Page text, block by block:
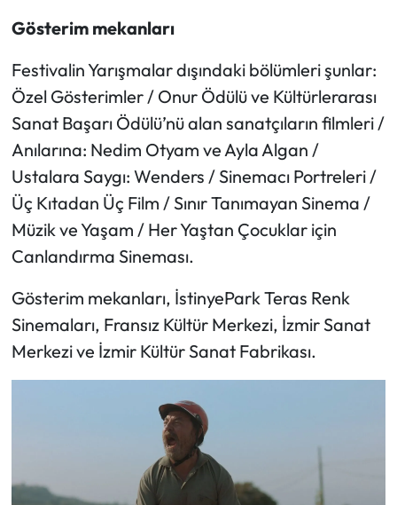
Gösterim mekanları
Festivalin Yarışmalar dışındaki bölümleri şunlar:
Özel Gösterimler / Onur Ödülü ve Kültürlerarası
Sanat Başarı Ödülü’nü alan sanatçıların filmleri /
Anılarına: Nedim Otyam ve Ayla Algan /
Ustalara Saygı: Wenders / Sinemacı Portreleri /
Üç Kıtadan Üç Film / Sınır Tanımayan Sinema /
Müzik ve Yaşam / Her Yaştan Çocuklar için
Canlandırma Sineması.
Gösterim mekanları, İstinyePark Teras Renk
Sinemaları, Fransız Kültür Merkezi, İzmir Sanat
Merkezi ve İzmir Kültür Sanat Fabrikası.